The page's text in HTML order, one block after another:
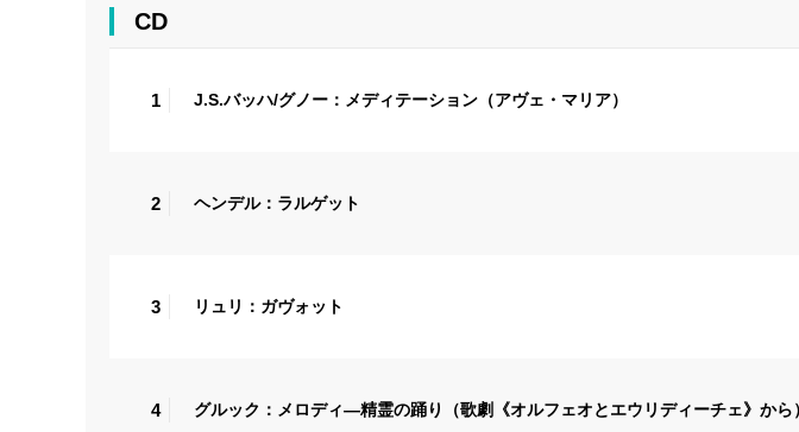
CD
1 J.S.バッハ/グノー：メディテーション（アヴェ・マリア）
2 ヘンデル：ラルゲット
3 リュリ：ガヴォット
4 グルック：メロディ―精霊の踊り（歌劇《オルフェオとエウリディーチェ》から）